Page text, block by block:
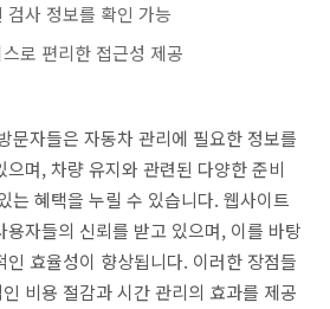
검사 정보를 확인 가능
로 편리한 접근성 제공
문자들은 자동차 관리에 필요한 정보를
며, 차량 유지와 관련된 다양한 준비
는 혜택을 누릴 수 있습니다. 웹사이트
용자들의 신뢰를 받고 있으며, 이를 바탕
효율성이 향상됩니다. 이러한 장점들
비용 절감과 시간 관리의 효과를 제공